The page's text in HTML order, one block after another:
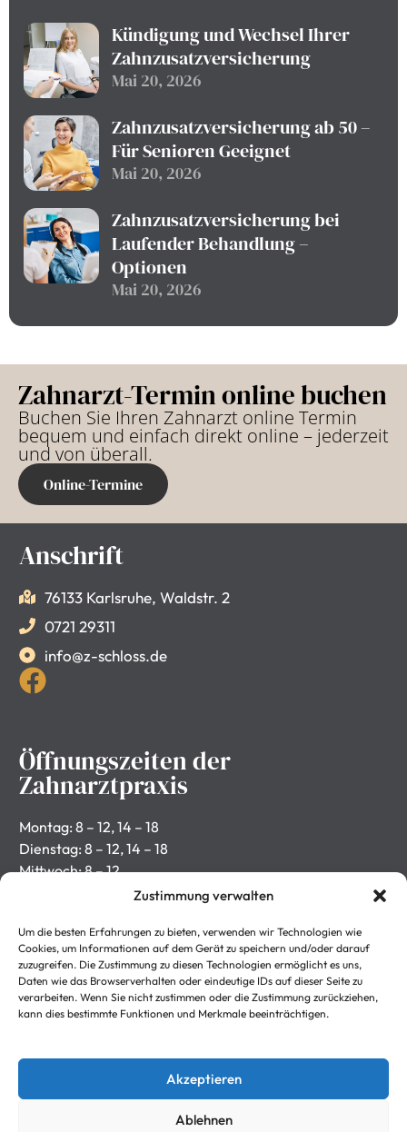
Zustimmung verwalten
Um die besten Erfahrungen zu bieten, verwenden wir Technologien wie
Cookies, um Informationen auf dem Gerät zu speichern und/oder darauf
zuzugreifen. Die Zustimmung zu diesen Technologien ermöglicht es uns,
Daten wie das Browserverhalten oder eindeutige IDs auf dieser Seite zu
verarbeiten. Wenn Sie nicht zustimmen oder die Zustimmung zurückziehen,
kann dies bestimmte Funktionen und Merkmale beeinträchtigen.
Akzeptieren
Ablehnen
Kündigung und Wechsel Ihrer
Zahnzusatzversicherung
Mai 20, 2026
Zahnzusatzversicherung ab 50 –
Für Senioren Geeignet
Mai 20, 2026
Zahnzusatzversicherung bei
Laufender Behandlung –
Optionen
Mai 20, 2026
Zahnarzt-Termin online buchen
Buchen Sie Ihren Zahnarzt online Termin
bequem und einfach direkt online – jederzeit
und von überall.
Online-Termine
Anschrift
76133 Karlsruhe, Waldstr. 2
0721 29311
info@z-schloss.de
Öffnungszeiten der
Zahnarztpraxis
Montag: 8 – 12, 14 – 18
Dienstag: 8 – 12, 14 – 18
Mittwoch: 8 – 12
Donnerstag: 8 – 12, 14 – 18
Rechtliches
Impressum